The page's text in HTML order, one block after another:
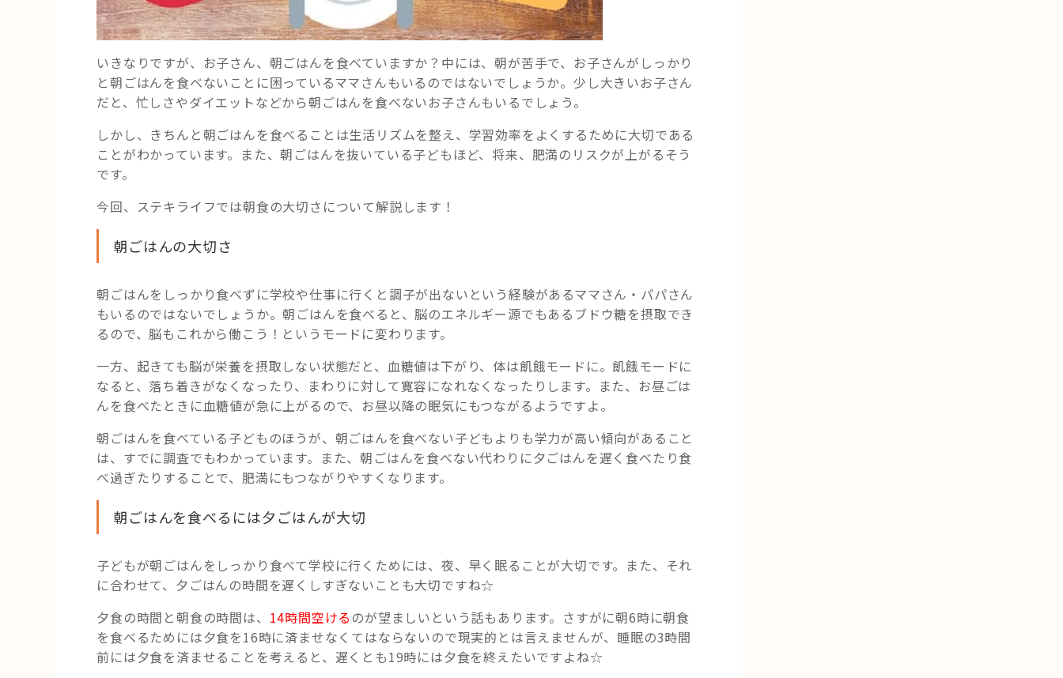
いきなりですが、お子さん、朝ごはんを食べていますか？中には、朝が苦手で、お子さんがしっかり
と朝ごはんを食べないことに困っているママさんもいるのではないでしょうか。少し大きいお子さん
だと、忙しさやダイエットなどから朝ごはんを食べないお子さんもいるでしょう。
しかし、きちんと朝ごはんを食べることは生活リズムを整え、学習効率をよくするために大切である
ことがわかっています。また、朝ごはんを抜いている子どもほど、将来、肥満のリスクが上がるそう
です。
今回、ステキライフでは朝食の大切さについて解説します！
朝ごはんの大切さ
朝ごはんをしっかり食べずに学校や仕事に行くと調子が出ないという経験があるママさん・パパさん
もいるのではないでしょうか。朝ごはんを食べると、脳のエネルギー源でもあるブドウ糖を摂取でき
るので、脳もこれから働こう！というモードに変わります。
一方、起きても脳が栄養を摂取しない状態だと、血糖値は下がり、体は飢餓モードに。飢餓モードに
なると、落ち着きがなくなったり、まわりに対して寛容になれなくなったりします。また、お昼ごは
んを食べたときに血糖値が急に上がるので、お昼以降の眠気にもつながるようですよ。
朝ごはんを食べている子どものほうが、朝ごはんを食べない子どもよりも学力が高い傾向があること
は、すでに調査でもわかっています。また、朝ごはんを食べない代わりに夕ごはんを遅く食べたり食
べ過ぎたりすることで、肥満にもつながりやすくなります。
朝ごはんを食べるには夕ごはんが大切
子どもが朝ごはんをしっかり食べて学校に行くためには、夜、早く眠ることが大切です。また、それ
に合わせて、夕ごはんの時間を遅くしすぎないことも大切ですね☆
夕食の時間と朝食の時間は、 14時間空ける のが望ましいという話もあります。さすがに朝6時に朝食
を食べるためには夕食を16時に済ませなくてはならないので現実的とは言えませんが、睡眠の3時間
前には夕食を済ませることを考えると、遅くとも19時には夕食を終えたいですよね☆